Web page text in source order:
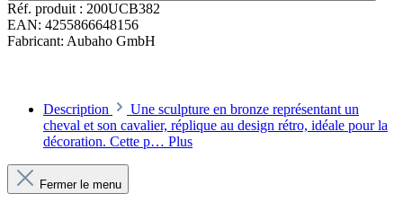
Réf. produit : 200UCB382
EAN: 4255866648156
Fabricant: Aubaho GmbH
Description
Une sculpture en bronze représentant un
cheval et son cavalier, réplique au design rétro, idéale pour la
décoration. Cette p… Plus
Fermer le menu